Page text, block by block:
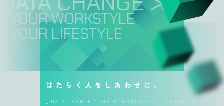
_ YOUR WORKSTYL
_ YOUR LIFESTYL
はたらく人をしあわせに。
_ DATA CHANGE YOUR WORKSTYLE AND LIFESTYLE